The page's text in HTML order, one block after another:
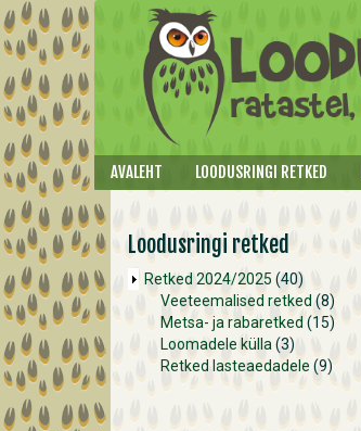
Liigu edasi põhisisu juurde
AVALEHT LOODUSRINGI RETKED
Loodusringi retked
Retked 2024/2025 (40)
Veeteemalised retked (8)
Metsa- ja rabaretked (15)
Loomadele külla(3)
Retked lasteaedadele (9)